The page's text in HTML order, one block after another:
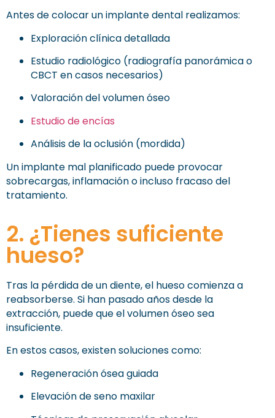
Antes de colocar un implante dental realizamos:
Exploración clínica detallada
Estudio radiológico (radiografía panorámica o
CBCT en casos necesarios)
Valoración del volumen óseo
Estudio de encías
Análisis de la oclusión (mordida)
Un implante mal planificado puede provocar
sobrecargas, inflamación o incluso fracaso del
tratamiento.
2. ¿Tienes suficiente
hueso?
Tras la pérdida de un diente, el hueso comienza a
reabsorberse. Si han pasado años desde la
extracción, puede que el volumen óseo sea
insuficiente.
En estos casos, existen soluciones como:
Regeneración ósea guiada
Elevación de seno maxilar